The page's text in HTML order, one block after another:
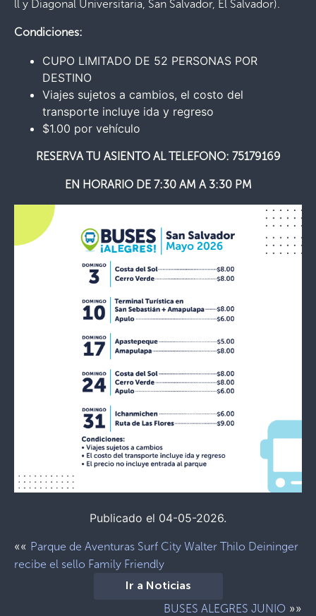
ll y Diagonal Universitaria, San Salvador, El Salvador).
Condiciones:
CUPO LIMITADO DE 52 PERSONAS POR
DESTINO
Viajes sujetos a cambios, el costo del
transporte incluye ida y regreso
$1.00 por vehículo
RESERVA TU ASIENTO AL TELEFONO: 75179169
EN HORARIO DE 7:30 AM A 3:30 PM
Publicado el 04-05-2026.
«« Parque de Aventuras Surf City Walter Thilo Deininger
recibe el sello Family Friendly
Ir a Noticias
BUSES ALEGRES JUNIO »»